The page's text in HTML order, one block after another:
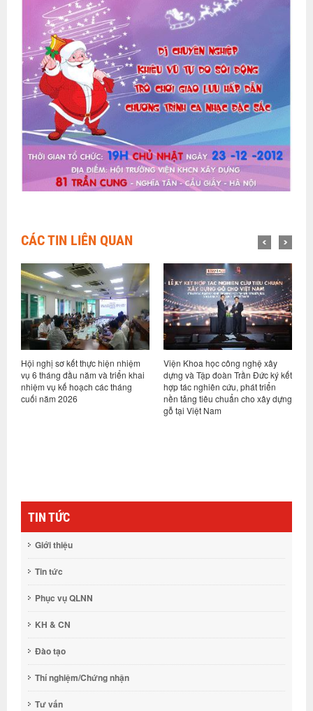
CÁC TIN LIÊN QUAN
Hội nghị sơ kết thực hiện nhiệm
vụ 6 tháng đầu năm và triển khai
nhiệm vụ kế hoạch các tháng
cuối năm 2026
Viện Khoa học công nghệ xây
dựng và Tập đoàn Trần Đức ký kết
hợp tác nghiên cứu, phát triển
nền tảng tiêu chuẩn cho xây dựng
gỗ tại Việt Nam
TIN TỨC
Giới thiệu
Tin tức
Phục vụ QLNN
KH & CN
Đào tạo
Thí nghiệm/Chứng nhận
Tư vấn